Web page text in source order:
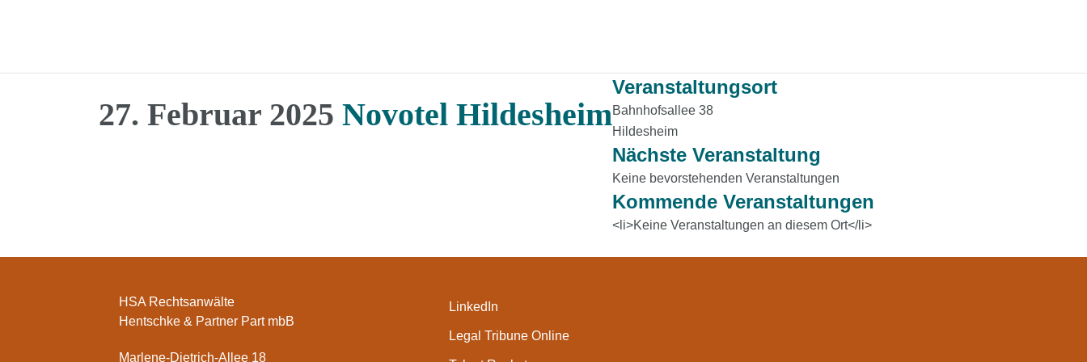
27. Februar 2025 Novotel Hildesheim
Veranstaltungsort
Bahnhofsallee 38
Hildesheim
Nächste Veranstaltung
Keine bevorstehenden Veranstaltungen
Kommende Veranstaltungen
<li>Keine Veranstaltungen an diesem Ort</li>
HSA Rechtsanwälte
Hentschke & Partner Part mbB
Marlene-Dietrich-Allee 18
LinkedIn
Legal Tribune Online